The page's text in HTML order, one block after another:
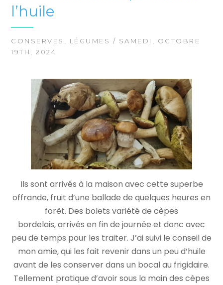
l’huile
CONSERVES LÉGUMES / SAMEDI, OCTOBRE
19TH, 2024
Ils sont arrivés à la maison avec cette superbe
offrande, fruit d’une ballade de quelques heures en
forêt. Des bolets variété de cèpes
bordelais, arrivés en fin de journée et donc avec
peu de temps pour les traiter. J’ai suivi le conseil de
mon amie, qui les fait revenir dans un peu d’huile
avant de les conserver dans un bocal au frigidaire.
Tellement pratique d’avoir sous la main des cèpes